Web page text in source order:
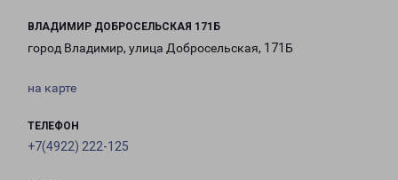
ВЛАДИМИР ДОБРОСЕЛЬСКАЯ 171Б
город Владимир, улица Добросельская, 171Б
на карте
ТЕЛЕФОН
+7(4922) 222-125